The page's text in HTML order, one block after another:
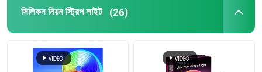
সিলিকন নিয়ন স্ট্রিপ লাইট (26)